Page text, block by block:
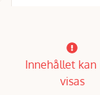
Innehållet kan
visas